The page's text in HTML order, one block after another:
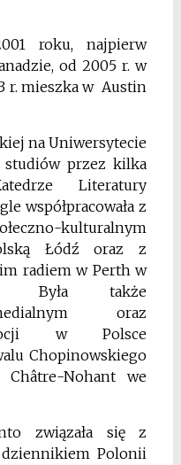
roku, najpierw
od 2005 r. w
r. mieszka w Austin
na Uniwersytecie
przez kilka
Literatury
współpracowała z
kulturalnym
Łódź oraz z
radiem w Perth w
Była także
oraz
w Polsce
Chopinowskiego
Nohant we
związała się z
dziennikiem Polonii